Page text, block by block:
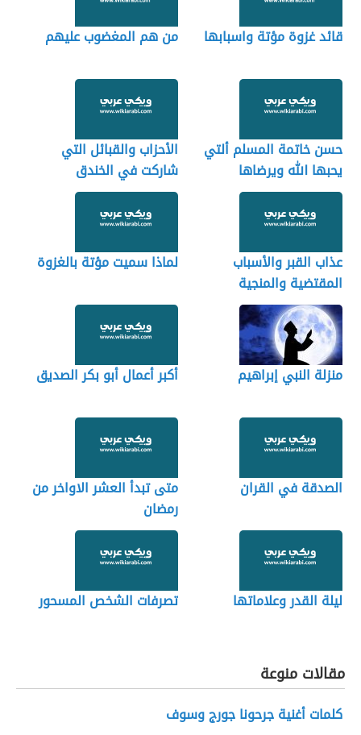
قائد غزوة مؤتة واسبابها من هم المغضوب عليهم
حسن خاتمة المسلم ألتي
يحبها الله ويرضاها
الأحزاب والقبائل التي
شاركت في الخندق
عذاب القبر والأسباب
المقتضية والمنجية
لماذا سميت مؤتة بالغزوة
منزلة النبي إبراهيم أكبر أعمال أبو بكر الصديق
الصدقة في القران
متى تبدأ العشر الاواخر من
رمضان
ليلة القدر وعلاماتها تصرفات الشخص المسحور
مقالات منوعة
كلمات أغنية جرحونا جورج وسوف